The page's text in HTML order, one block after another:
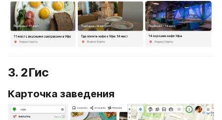
3. 2Гис
Карточка заведения